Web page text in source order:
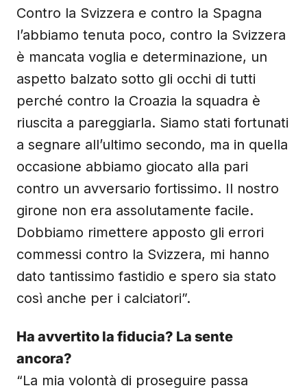
Contro la Svizzera e contro la Spagna
l’abbiamo tenuta poco, contro la Svizzera
è mancata voglia e determinazione, un
aspetto balzato sotto gli occhi di tutti
perché contro la Croazia la squadra è
riuscita a pareggiarla. Siamo stati fortunati
a segnare all’ultimo secondo, ma in quella
occasione abbiamo giocato alla pari
contro un avversario fortissimo. Il nostro
girone non era assolutamente facile.
Dobbiamo rimettere apposto gli errori
commessi contro la Svizzera, mi hanno
dato tantissimo fastidio e spero sia stato
così anche per i calciatori”.
Ha avvertito la fiducia? La sente
ancora?
“La mia volontà di proseguire passa